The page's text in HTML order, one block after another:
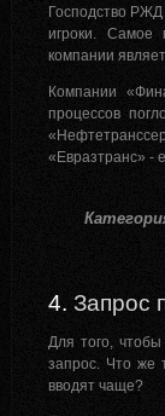
Господство РЖД
игроки. Самое
компании
Компании
процессов
«Евразтранс» -
4. Запрос
Для того,
запрос. Что же
вводят чаще?